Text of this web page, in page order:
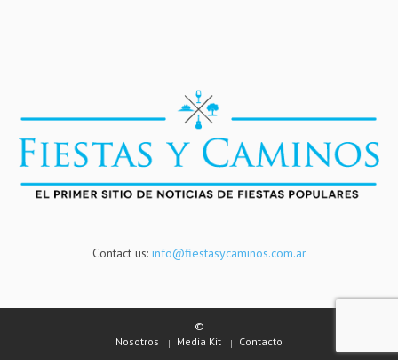
Contact us: info@fiestasycaminos.com.ar
©
Nosotros
Media Kit Contacto